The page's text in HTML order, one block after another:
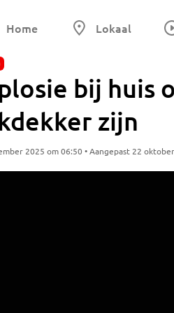
Home Lokaal
bij huis
zijn
2025 om 06:50 • Aangepast 22